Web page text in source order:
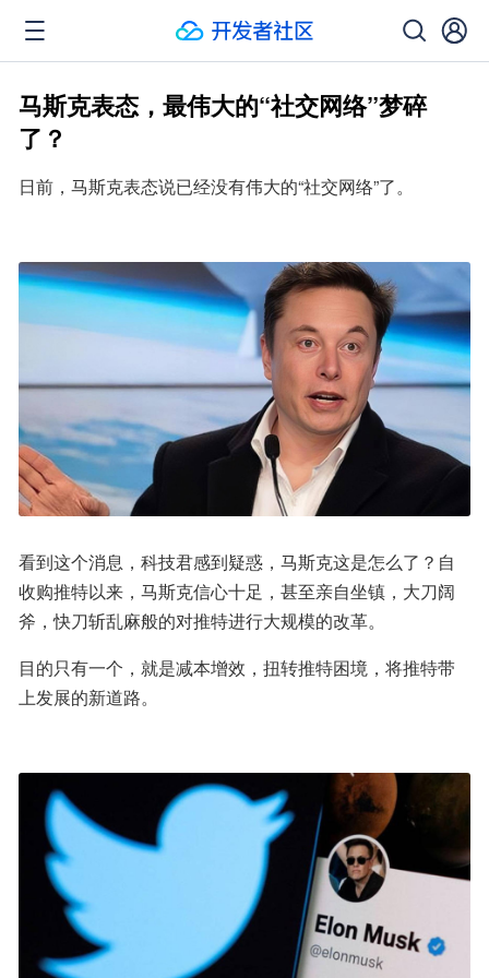
马斯克表态，最伟大的“社交网络”梦碎
了？
日前，马斯克表态说已经没有伟大的“社交网络”了。
看到这个消息，科技君感到疑惑，马斯克这是怎么了？自
收购推特以来，马斯克信心十足，甚至亲自坐镇，大刀阔
斧，快刀斩乱麻般的对推特进行大规模的改革。
目的只有一个，就是减本增效，扭转推特困境，将推特带
上发展的新道路。